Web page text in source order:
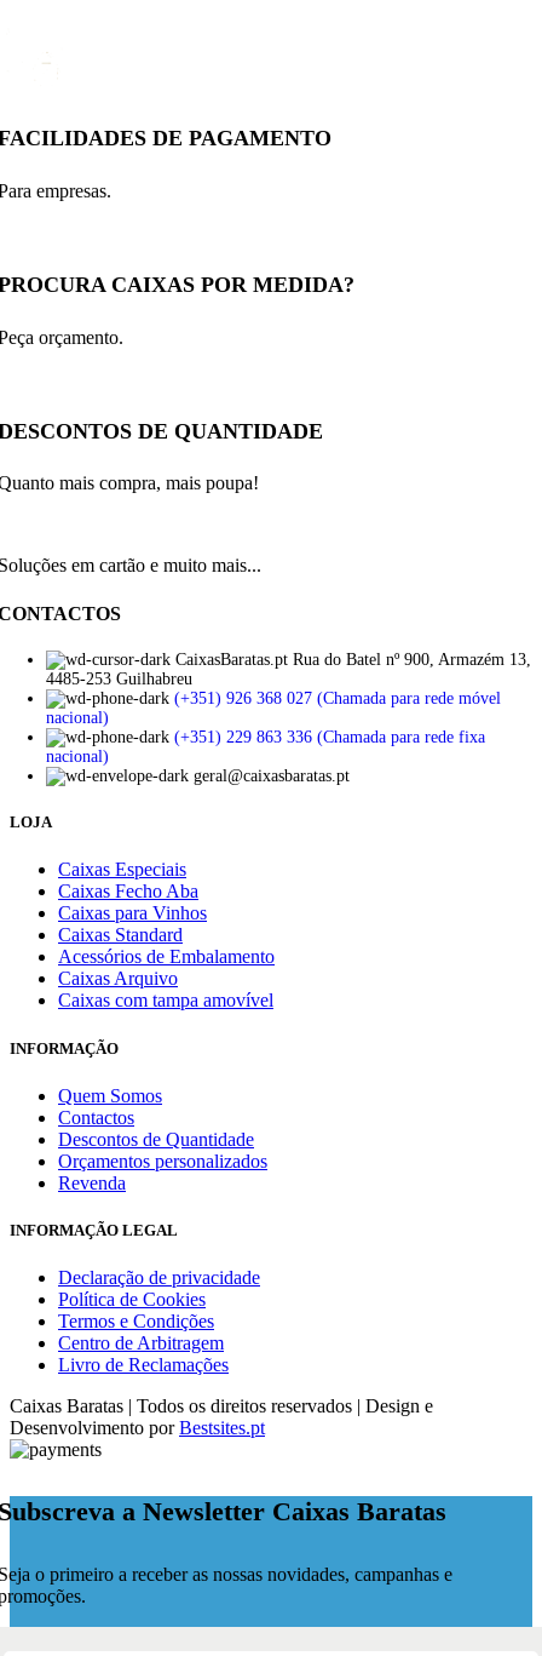
DE PAGAMENTO
empresas.
CAIXAS POR MEDIDA?
orçamento.
DE QUANTIDADE
mais compra, mais poupa!
em cartão e muito mais...
CaixasBaratas.pt Rua do Batel nº 900, Armazém 13,
4485-253 Guilhabreu
(+351) 926 368 027 (Chamada para rede móvel
nacional)
(+351) 229 863 336 (Chamada para rede fixa
nacional)
geral@caixasbaratas.pt
LOJA
Caixas Especiais
Caixas Fecho Aba
Caixas para Vinhos
Caixas Standard
Acessórios de Embalamento
Caixas Arquivo
Caixas com tampa amovível
INFORMAÇÃO
Quem Somos
Contactos
Descontos de Quantidade
Orçamentos personalizados
Revenda
INFORMAÇÃO LEGAL
Declaração de privacidade
Política de Cookies
Termos e Condições
Centro de Arbitragem
Livro de Reclamações
Caixas Baratas | Todos os direitos reservados | Design e
Desenvolvimento porBestsites.pt
a Newsletter Caixas Baratas
o primeiro a receber as nossas novidades, campanhas e